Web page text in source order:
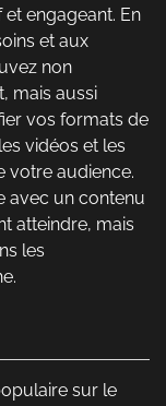
engageant. En
et aux
non
mais aussi
vos formats de
vidéos et les
votre audience.
avec un contenu
atteindre, mais
les
sur le